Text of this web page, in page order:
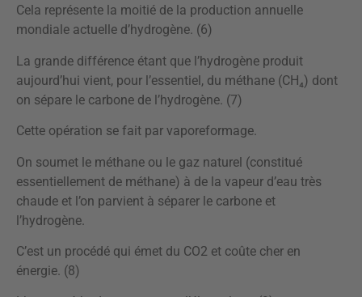
Cela représente la moitié de la production annuelle
mondiale actuelle d’hydrogène. (6)
La grande différence étant que l’hydrogène produit
aujourd’hui vient, pour l’essentiel, du méthane (CH₄) dont
on sépare le carbone de l’hydrogène. (7)
Cette opération se fait par vaporeformage.
On soumet le méthane ou le gaz naturel (constitué
essentiellement de méthane) à de la vapeur d’eau très
chaude et l’on parvient à séparer le carbone et
l’hydrogène.
C’est un procédé qui émet du CO2 et coûte cher en
énergie. (8)